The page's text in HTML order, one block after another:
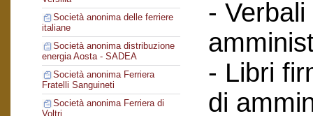
Società anonima delle ferriere
italiane
Società anonima distribuzione
energia Aosta - SADEA
Società anonima Ferriera
Fratelli Sanguineti
Società anonima Ferriera di
Voltri
-
- Libri
di